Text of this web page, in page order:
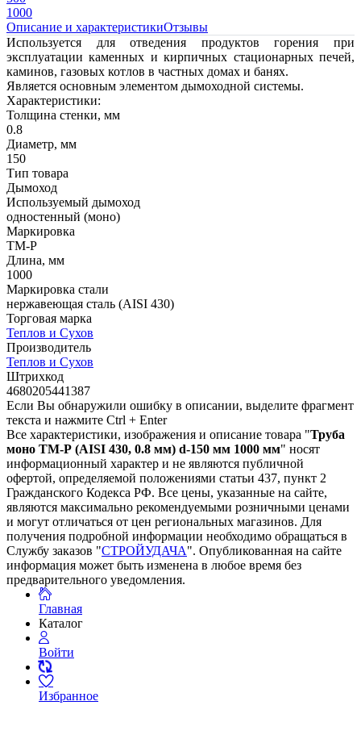
1000
Описание и характеристикиОтзывы
Используется для отведения продуктов горения при
эксплуатации каменных и кирпичных стационарных печей,
каминов, газовых котлов в частных домах и банях.
Является основным элементом дымоходной системы.
Характеристики:
Толщина стенки, мм
0.8
Диаметр, мм
150
Тип товара
Дымоход
Используемый дымоход
одностенный (моно)
Маркировка
ТМ-Р
Длина, мм
1000
Маркировка стали
нержавеющая сталь (AISI 430)
Торговая марка
Теплов и Сухов
Производитель
Теплов и Сухов
Штрихкод
4680205441387
Если Вы обнаружили ошибку в описании, выделите фрагмент
текста и нажмите Ctrl + Enter
Все характеристики, изображения и описание товара "Труба
моно ТМ-Р (AISI 430, 0.8 мм) d-150 мм 1000 мм" носят
информационный характер и не являются публичной
офертой, определяемой положениями статьи 437, пункт 2
Гражданского Кодекса РФ. Все цены, указанные на сайте,
являются максимально рекомендуемыми розничными ценами
и могут отличаться от цен региональных магазинов. Для
получения подробной информации необходимо обращаться в
Службу заказов "СТРОЙУДАЧА". Опубликованная на сайте
информация может быть изменена в любое время без
предварительного уведомления.
Главная
Каталог
Войти
Избранное